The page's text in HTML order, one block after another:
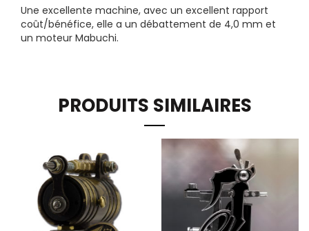
Une excellente machine, avec un excellent rapport
coût/bénéfice, elle a un débattement de 4,0 mm et
un moteur Mabuchi.
PRODUITS SIMILAIRES